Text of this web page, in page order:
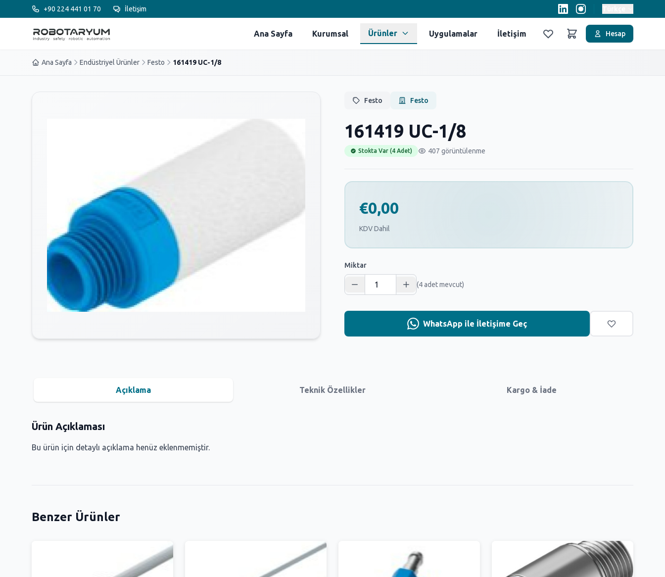
Ana içeriğe geç+90 224 441 01 70 İletişim
Ana Sayfa Kurumsal Ürünler Uygulamalar İletişim
FavorilerSepet
Hesap
Ana Sayfa Endüstriyel Ürünler Festo 161419 UC-1/8
Festo Festo
161419 UC-1/8
Stokta Var (4 Adet) 407 görüntülenme
€0,00
KDV Dahil
Miktar
(4 adet mevcut)
WhatsApp ile İletişime Geç
Açıklama Teknik Özellikler Kargo & İade
Ürün Açıklaması
Bu ürün için detaylı açıklama henüz eklenmemiştir.
Benzer Ürünler